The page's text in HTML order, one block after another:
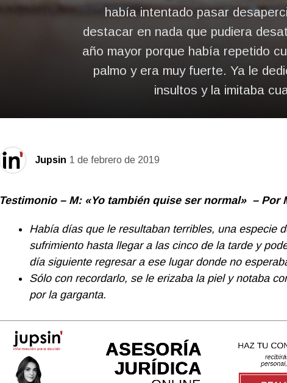
había intentado pasar
destacar en nada que pudiera
año mayor porque había repetido
palmo y era muy fuerte. Ya le
insultos y la imitaba
Jupsin 1 de febrero de 2019
Testimonio – M: «Yo también quise ser normal» – Por
Había días que le resultaban terribles, una especie
sufrimiento hasta llegar a las cinco de la tarde y
día siguiente regresar a ese lugar donde no
Sólo con recordarlo, se le erizaba la piel y notaba
por la garganta.